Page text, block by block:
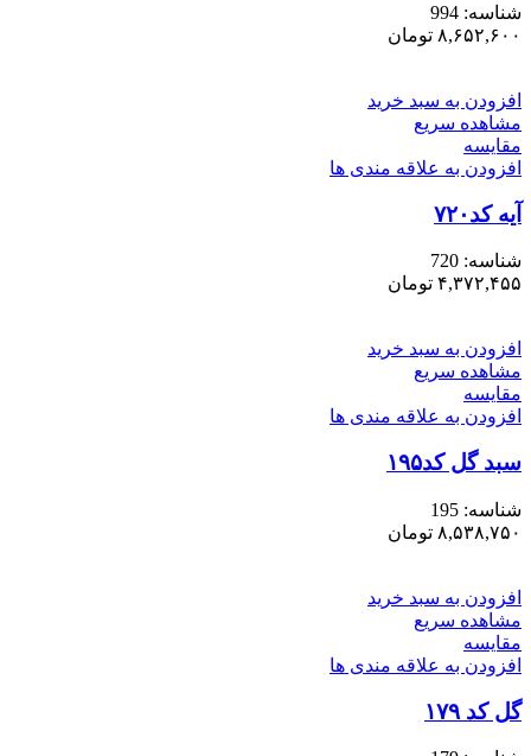
شناسه: 994
۸,۶۵۲,۶۰۰ تومان
افزودن به سبد خرید
مشاهده سریع
مقایسه
افزودن به علاقه مندی ها
آیه کد۷۲۰
شناسه: 720
۴,۳۷۲,۴۵۵ تومان
افزودن به سبد خرید
مشاهده سریع
مقایسه
افزودن به علاقه مندی ها
سبد گل کد۱۹۵
شناسه: 195
۸,۵۳۸,۷۵۰ تومان
افزودن به سبد خرید
مشاهده سریع
مقایسه
افزودن به علاقه مندی ها
گل کد ۱۷۹